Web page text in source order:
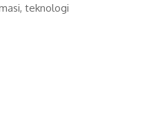
teknologi